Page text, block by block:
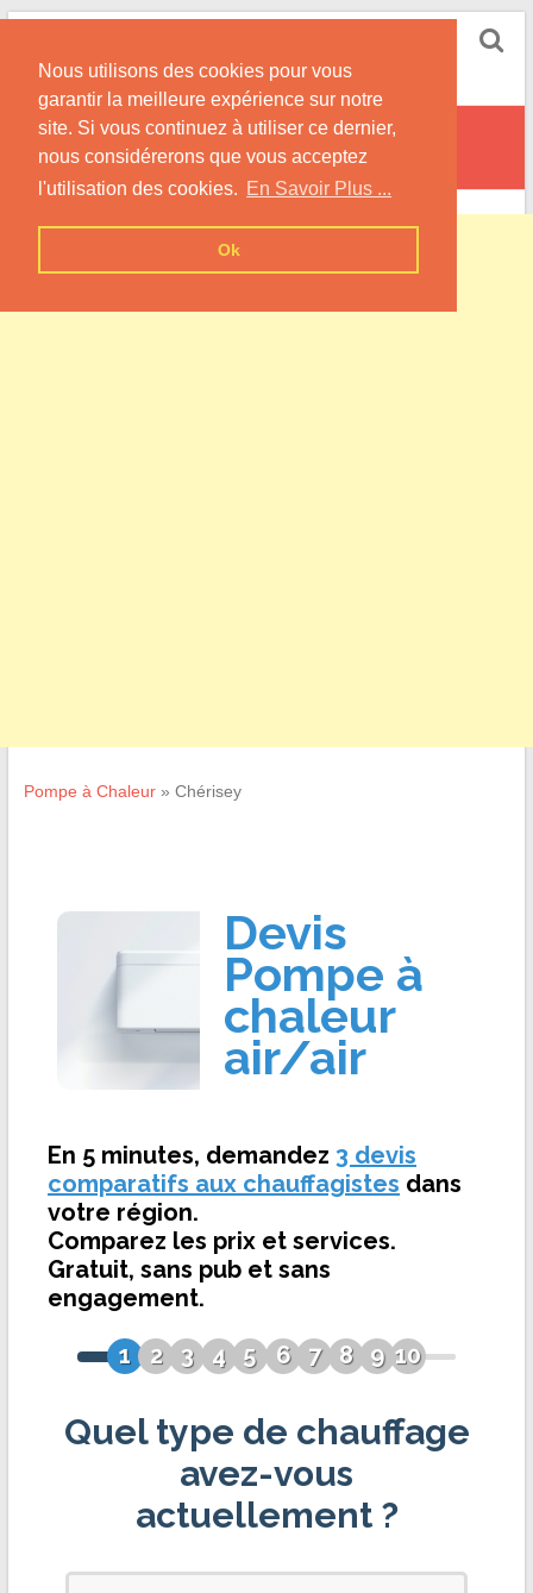
Nous utilisons des cookies pour vous
garantir la meilleure expérience sur notre
site. Si vous continuez à utiliser ce dernier,
nous considérerons que vous acceptez
l'utilisation des cookies. En Savoir Plus ...
Ok
Skip
content
Informations sur les Pompes à Chaleur
Chérisey
Pompe à Chaleur» Chérisey